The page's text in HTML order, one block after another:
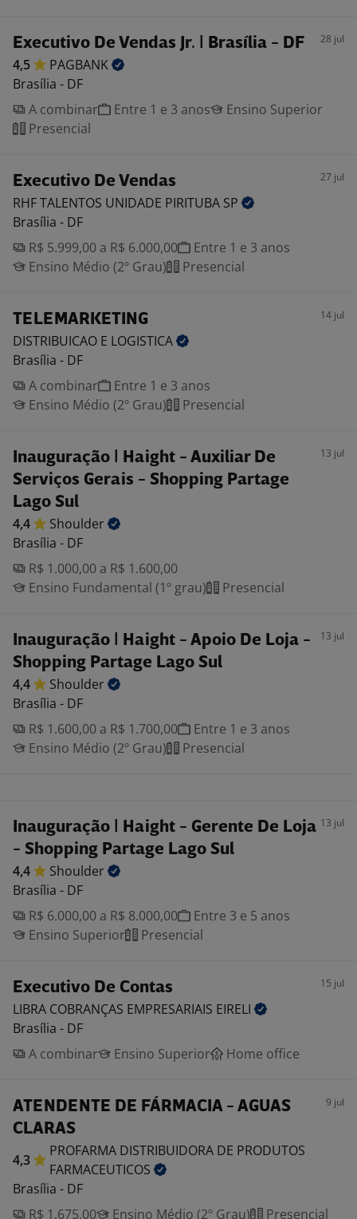
Executivo De Vendas Jr. | Brasília - DF 28 jul
4,5
PAGBANK
Brasília - DF
A combinar
Entre 1 e 3 anos
Ensino Superior
Presencial
Executivo De Vendas 27 jul
RHF TALENTOS UNIDADE PIRITUBA SP
Brasília - DF
R$ 5.999,00 a R$ 6.000,00
Entre 1 e 3 anos
Ensino Médio (2º Grau)
Presencial
TELEMARKETING 14 jul
DISTRIBUICAO E LOGISTICA
Brasília - DF
A combinar
Entre 1 e 3 anos
Ensino Médio (2º Grau)
Presencial
Inauguração | Haight - Auxiliar De
Serviços Gerais - Shopping Partage
Lago Sul
13 jul
4,4
Shoulder
Brasília - DF
R$ 1.000,00 a R$ 1.600,00
Ensino Fundamental (1º grau)
Presencial
Inauguração | Haight - Apoio De Loja -
Shopping Partage Lago Sul
13 jul
4,4
Shoulder
Brasília - DF
R$ 1.600,00 a R$ 1.700,00
Entre 1 e 3 anos
Ensino Médio (2º Grau)
Presencial
Inauguração | Haight - Gerente De Loja
- Shopping Partage Lago Sul
13 jul
4,4
Shoulder
Brasília - DF
R$ 6.000,00 a R$ 8.000,00
Entre 3 e 5 anos
Ensino Superior
Presencial
Executivo De Contas 15 jul
LIBRA COBRANÇAS EMPRESARIAIS EIRELI
Brasília - DF
A combinar
Ensino Superior Home office
ATENDENTE DE FÁRMACIA - AGUAS
CLARAS
9 jul
4,3
PROFARMA DISTRIBUIDORA DE PRODUTOS
FARMACEUTICOS
Brasília - DF
R$ 1.675,00
Ensino Médio (2º Grau) Presencial